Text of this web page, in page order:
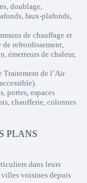
doublage,
faux-plafonds,
de chauffage et
de refroidissement,
émetteurs de chaleur,
Traitement de l’Air
portes, espaces
chaufferie, colonnes
PLANS
dans leurs
voisines depuis